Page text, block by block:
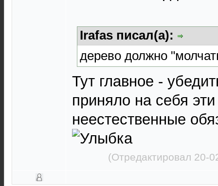
Irafas писал(а):
дерево должно
Тут главное -
приняло на себя
неестественные
(Отредактировал 20-